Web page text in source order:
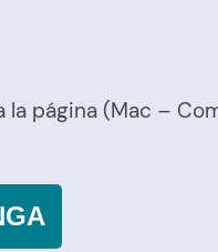
página (Mac –